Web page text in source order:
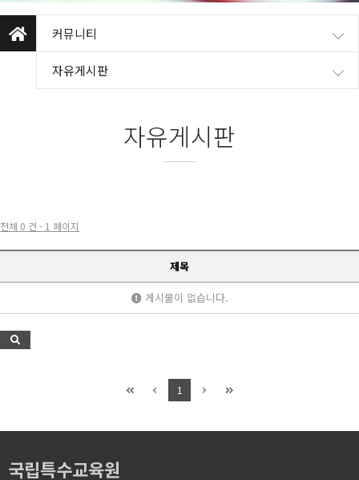
커뮤니티
자유게시판
자유게시판
전체 0 건 - 1 페이지
제목
게시물이 없습니다.
1
국립특수교육원